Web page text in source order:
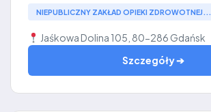
NIEPUBLICZNY ZAKŁAD OPIEKI ZDROWOTNEJ...
Jaśkowa Dolina 105, 80-286 Gdańsk
Szczegóły ➔